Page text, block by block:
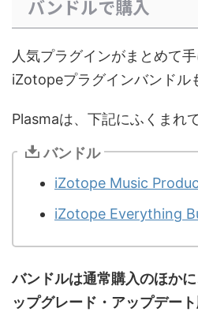
バンドルで購入
人気プラグインがまとめて
iZotopeプラグインバンドル
Plasmaは、下記にふくまれ
バンドル
iZotope Music
iZotope Everything
バンドルは通常購入のほか
ップグレード・アップデー